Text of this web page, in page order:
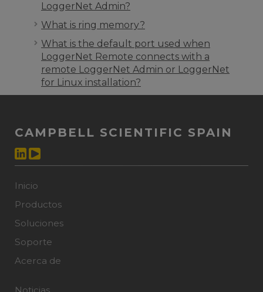
LoggerNet Admin?
What is ring memory?
What is the default port used when
LoggerNet Remote connects with a
remote LoggerNet Admin or LoggerNet
for Linux installation?
CAMPBELL SCIENTIFIC SPAIN
Inicio
Productos
Soluciones
Soporte
Acerca de